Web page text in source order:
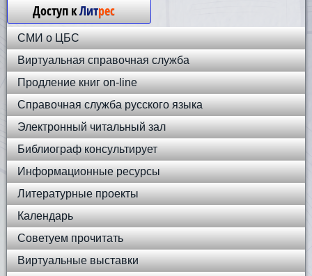
Доступ кЛитрес
СМИ о ЦБС
Виртуальная справочная служба
Продление книг on-line
Справочная служба русского языка
Электронный читальный зал
Библиограф консультирует
Информационные ресурсы
Литературные проекты
Календарь
Советуем прочитать
Виртуальные выставки